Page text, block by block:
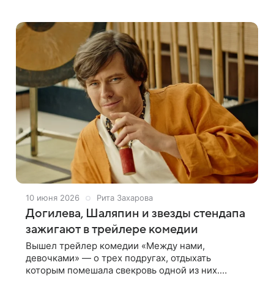
10 июня 2026 Рита Захарова
Догилева, Шаляпин и звезды стендапа
зажигают в трейлере комедии
Вышел трейлер комедии «Между нами,
девочками» — о трех подругах, отдыхать
которым помешала свекровь одной из них.